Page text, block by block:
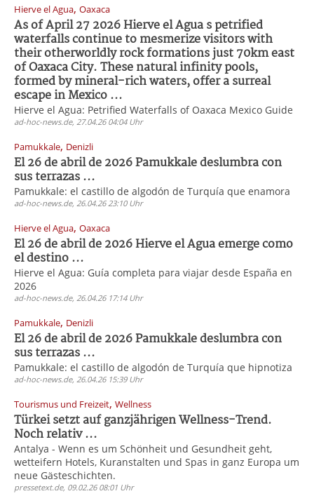
Hierve el Agua, Oaxaca
As of April 27 2026 Hierve el Agua s petrified
waterfalls continue to mesmerize visitors with
their otherworldly rock formations just 70km east
of Oaxaca City. These natural infinity pools,
formed by mineral-rich waters, offer a surreal
escape in Mexico ...
Hierve el Agua: Petrified Waterfalls of Oaxaca Mexico Guide
ad-hoc-news.de, 27.04.26 04:04 Uhr
Pamukkale, Denizli
El 26 de abril de 2026 Pamukkale deslumbra con
sus terrazas ...
Pamukkale: el castillo de algodón de Turquía que enamora
ad-hoc-news.de, 26.04.26 23:10 Uhr
Hierve el Agua, Oaxaca
El 26 de abril de 2026 Hierve el Agua emerge como
el destino ...
Hierve el Agua: Guía completa para viajar desde España en
2026
ad-hoc-news.de, 26.04.26 17:14 Uhr
Pamukkale, Denizli
El 26 de abril de 2026 Pamukkale deslumbra con
sus terrazas ...
Pamukkale: el castillo de algodón de Turquía que hipnotiza
ad-hoc-news.de, 26.04.26 15:39 Uhr
Tourismus und Freizeit, Wellness
Türkei setzt auf ganzjährigen Wellness-Trend.
Noch relativ ...
Antalya - Wenn es um Schönheit und Gesundheit geht,
wetteifern Hotels, Kuranstalten und Spas in ganz Europa um
neue Gästeschichten.
pressetext.de, 09.02.26 08:01 Uhr